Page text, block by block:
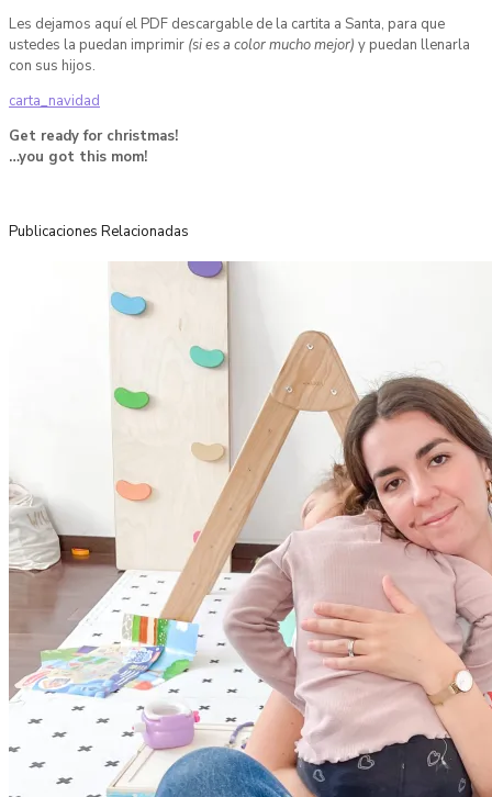
Les dejamos aquí el PDF descargable de la cartita a Santa, para que
ustedes la puedan imprimir (si es a color mucho mejor) y puedan llenarla
con sus hijos.
carta_navidad
Get ready for christmas!
…you got this mom!
Publicaciones Relacionadas